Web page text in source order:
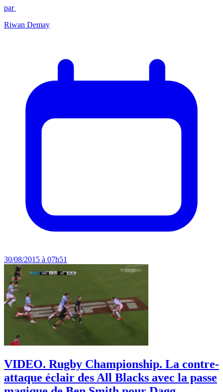
par
Riwan Demay
30/08/2015 à 07h51
VIDEO. Rugby Championship. La contre-
attaque éclair des All Blacks avec la passe